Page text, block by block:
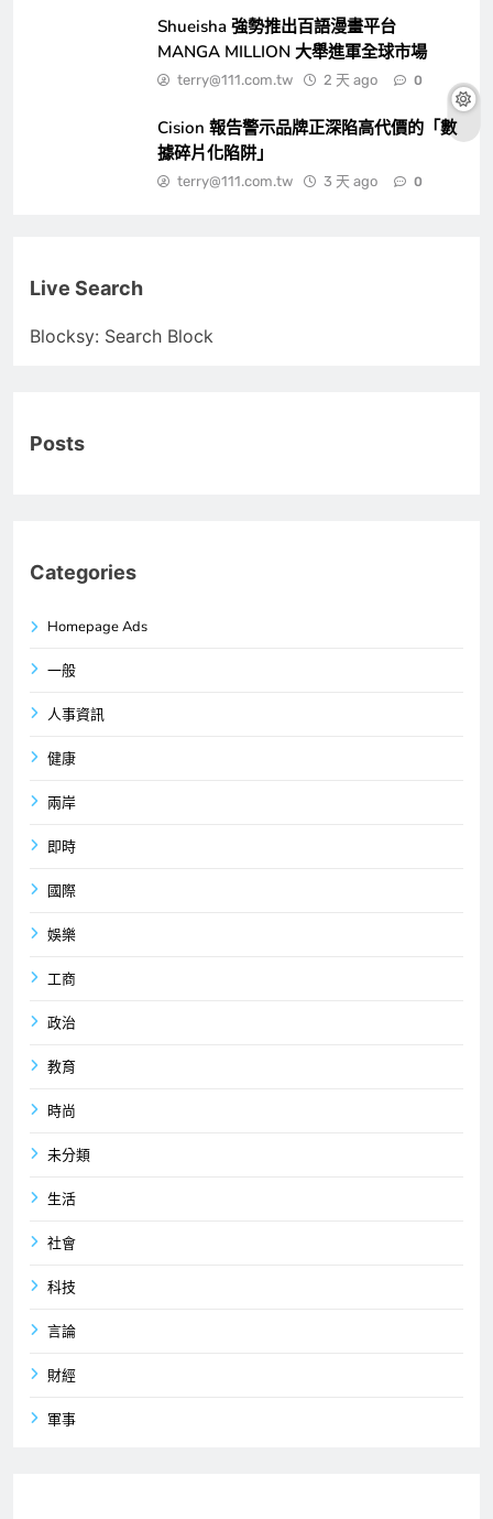
Shueisha 強勢推出百語漫畫平台
MANGA MILLION 大舉進軍全球市場
terry@111.com.tw 2 天 ago 0
Cision 報告警示品牌正深陷高代價的「數
據碎片化陷阱」
terry@111.com.tw 3 天 ago 0
Live Search
Blocksy: Search Block
Posts
Categories
Homepage Ads
一般
人事資訊
健康
兩岸
即時
國際
娛樂
工商
政治
教育
時尚
未分類
生活
社會
科技
言論
財經
軍事